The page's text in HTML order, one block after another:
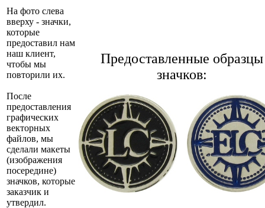
На фото слева
вверху - значки,
которые
предоставил нам
наш клиент,
чтобы мы
повторили их.
После
предоставления
графических
векторных
файлов, мы
сделали макеты
(изображения
посередине)
значков, которые
заказчик и
утвердил.
Предоставленные образцы
значков: